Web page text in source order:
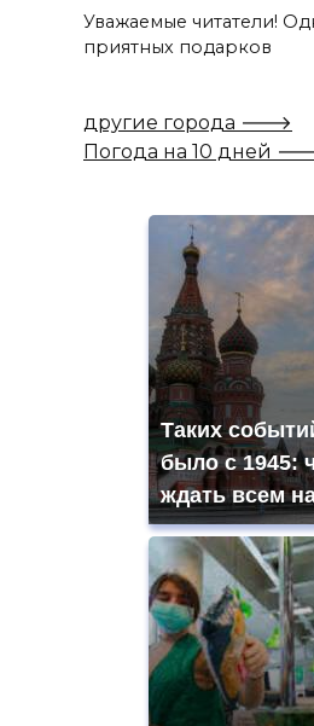
Уважаемые читатели!
приятных подарков
другие города 🡒
Погода на 10 дней
Таких
было с 1945:
ждать всем